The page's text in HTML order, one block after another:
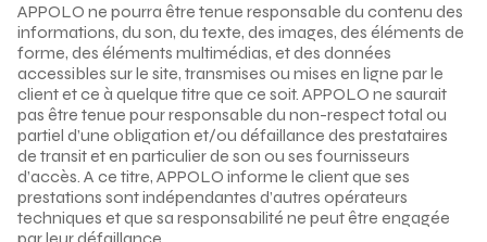
APPOLO ne pourra être tenue responsable du contenu des
informations, du son, du texte, des images, des éléments de
forme, des éléments multimédias, et des données
accessibles sur le site, transmises ou mises en ligne par le
client et ce à quelque titre que ce soit. APPOLO ne saurait
pas être tenue pour responsable du non-respect total ou
partiel d’une obligation et/ou défaillance des prestataires
de transit et en particulier de son ou ses fournisseurs
d’accès. A ce titre, APPOLO informe le client que ses
prestations sont indépendantes d’autres opérateurs
techniques et que sa responsabilité ne peut être engagée